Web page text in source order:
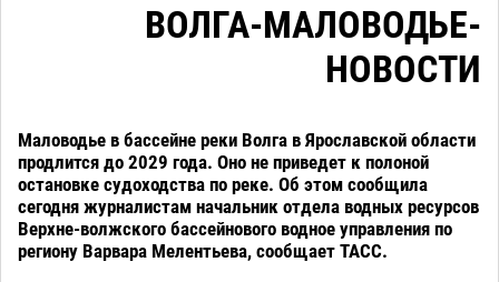
ВОЛГА-МАЛОВОДЬЕ-
НОВОСТИ
Маловодье в бассейне реки Волга в Ярославской области
продлится до 2029 года. Оно не приведет к полоной
остановке судоходства по реке. Об этом сообщила
сегодня журналистам начальник отдела водных ресурсов
Верхне-волжского бассейнового водное управления по
региону Варвара Мелентьева, сообщает ТАСС.